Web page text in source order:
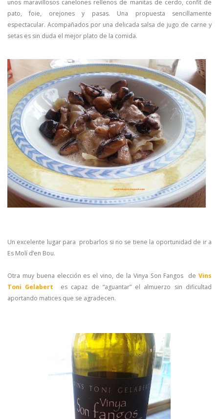
unos maravillosos canelones rellenos de manitas de cerdo, confit de
pato, foie, orejones y pasas. Una propuesta sencillamente
espectacular. Acompañados por una delicada salsa de jugo de carne y
setas es sin duda el mejor plato de la comida.
Un excelente lugar para probarlos si no se tiene la oportunidad de ir a
Es Molí d’en Bou.
Otra muy buena elección es el vino, de la Vinya Son Fangos de Vins
Toni Gelabert es capaz de “aguantar” el almuerzo sin dificultad
aportando matices que se agradecen.